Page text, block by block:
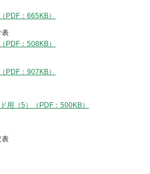
PDF：665KB）
表
PDF：508KB）
PDF：907KB）
用（5）（PDF：500KB）